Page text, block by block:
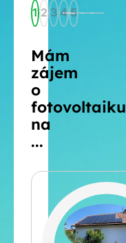
1 2 3 4 5
Mám
zájem
o
fotovoltaiku
na
...